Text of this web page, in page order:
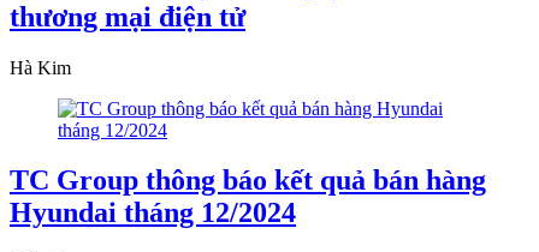
thương mại điện tử
Hà Kim
TC Group thông báo kết quả bán hàng
Hyundai tháng 12/2024